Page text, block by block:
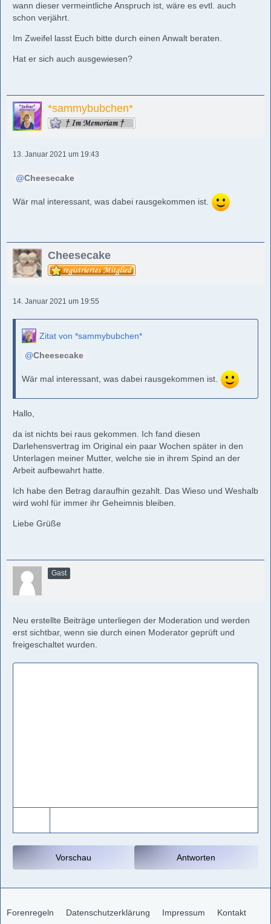
wann dieser vermeintliche Anspruch ist, wäre es evtl. auch
schon verjährt.
Im Zweifel lasst Euch bitte durch einen Anwalt beraten.
Hat er sich auch ausgewiesen?
*sammybubchen*
13. Januar 2021 um 19:43
Cheesecake
Wär mal interessant, was dabei rausgekommen ist.
Cheesecake
14. Januar 2021 um 19:55
Zitat von *sammybubchen*
Cheesecake
Wär mal interessant, was dabei rausgekommen ist.
Hallo,
da ist nichts bei raus gekommen. Ich fand diesen
Darlehensvertrag im Original ein paar Wochen später in den
Unterlagen meiner Mutter, welche sie in ihrem Spind an der
Arbeit aufbewahrt hatte.
Ich habe den Betrag daraufhin gezahlt. Das Wieso und Weshalb
wird wohl für immer ihr Geheimnis bleiben.
Liebe Grüße
Gast
Neu erstellte Beiträge unterliegen der Moderation und werden
erst sichtbar, wenn sie durch einen Moderator geprüft und
freigeschaltet wurden.
Antworten
Vorschau
Forenregeln Datenschutzerklärung Impressum Kontakt